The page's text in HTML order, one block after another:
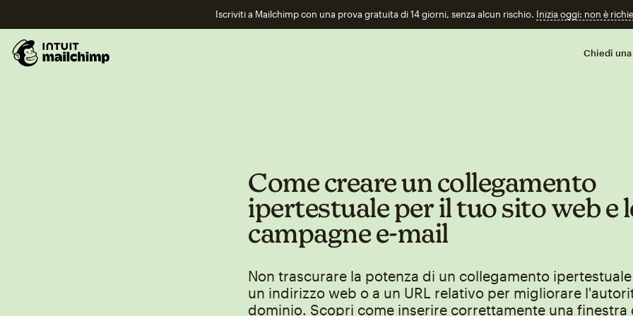
Iscriviti a Mailchimp con una prova gratuita di 14 giorni, senza alcun rischio. Inizia oggi: non è
Chiedi
Come creare un collegamento
ipertestuale per il tuo sito web e
campagne e‑mail
Non trascurare la potenza di un collegamento
un indirizzo web o a un URL relativo per migliorare
dominio. Scopri come inserire correttamente una finestra